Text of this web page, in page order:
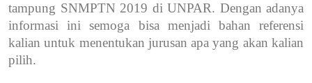
tampung SNMPTN 2019 di UNPAR. Dengan adanya
informasi ini semoga bisa menjadi bahan referensi
kalian untuk menentukan jurusan apa yang akan kalian
pilih.